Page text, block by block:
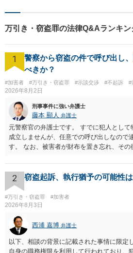
万引き・窃盗罪の法律Q&Aランキン
1
警察から窃盗の件で呼び出し
べきか？
#加害者 #万引き・窃盗罪 #示談交渉 #不起訴 #
2026年8月2日
刑事事件に強い弁護士
藤本 顯人 弁護士
元警察官の弁護士です。 すでに犯人とし
成立しませんが、任意での呼び出しなので
す。 なお、被害者が財布を置き忘れ、そ
と言い逃れはかなり厳しいものと思います
2 窃盗起訴、執行猶予の可能性は
#万引き・窃盗罪 #加害者
2026年8月3日
西浦 嘉博 弁護士
以下、相談の背景に記載された事情に限定
自身の職務権限を利用して行われており、